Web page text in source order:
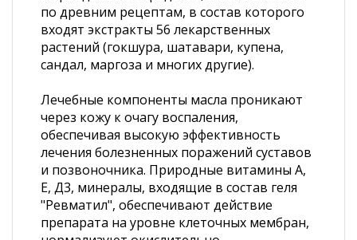
по древним рецептам, в состав которого
входят экстракты 56 лекарственных
растений (гокшура, шатавари, купена,
сандал, маргоза и многих другие).
Лечебные компоненты масла проникают
через кожу к очагу воспаления,
обеспечивая высокую эффективность
лечения болезненных поражений суставов
и позвоночника. Природные витамины А,
Е, Д3, минералы, входящие в состав геля
"Ревматил", обеспечивают действие
препарата на уровне клеточных мембран,